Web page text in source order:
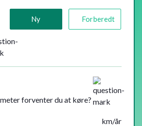
Ny Forberedt
forventer du at køre?
km/år